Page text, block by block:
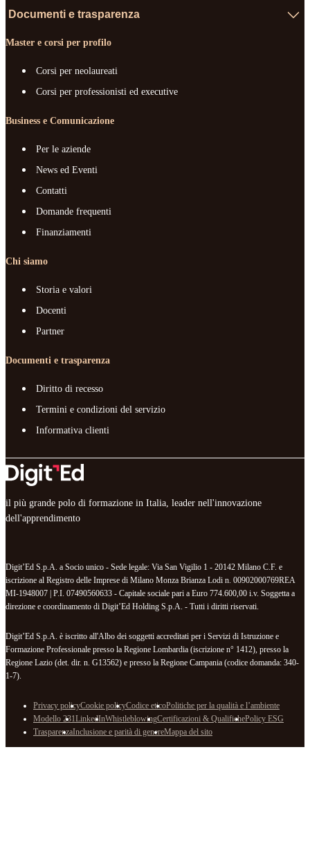
Documenti e trasparenza
Master e corsi per profilo
Corsi per neolaureati
Corsi per professionisti ed executive
Business e Comunicazione
Per le aziende
News ed Eventi
Contatti
Domande frequenti
Finanziamenti
Chi siamo
Storia e valori
Docenti
Partner
Documenti e trasparenza
Diritto di recesso
Termini e condizioni del servizio
Informativa clienti
il più grande polo di formazione in Italia, leader nell'innovazione
dell'apprendimento
Digit’Ed S.p.A. a Socio unico - Sede legale: Via San Vigilio 1 - 20142 Milano C.F. e
iscrizione al Registro delle Imprese di Milano Monza Brianza Lodi n. 00902000769REA
MI-1948007 | P.I. 07490560633 - Capitale sociale pari a Euro 774.600,00 i.v. Soggetta a
direzione e coordinamento di Digit’Ed Holding S.p.A. - Tutti i diritti riservati.
Digit’Ed S.p.A. è iscritto all'Albo dei soggetti accreditati per i Servizi di Istruzione e
Formazione Professionale presso la Regione Lombardia (iscrizione n° 1412), presso la
Regione Lazio (det. dir. n. G13562) e presso la Regione Campania (codice domanda: 340-
1-7).
Privacy policyCookie policyCodice eticoPolitiche per la qualità e l’ambiente
Modello 231LinkedInWhistleblowingCertificazioni & QualifichePolicy ESG
TrasparenzaInclusione e parità di genereMappa del sito